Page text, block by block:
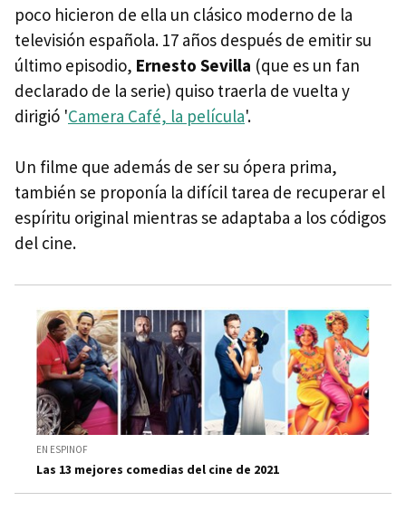
poco hicieron de ella un clásico moderno de la
televisión española. 17 años después de emitir su
último episodio, Ernesto Sevilla (que es un fan
declarado de la serie) quiso traerla de vuelta y
dirigió 'Camera Café, la película'.
Un filme que además de ser su ópera prima,
también se proponía la difícil tarea de recuperar el
espíritu original mientras se adaptaba a los códigos
del cine.
EN ESPINOF
Las 13 mejores comedias del cine de 2021